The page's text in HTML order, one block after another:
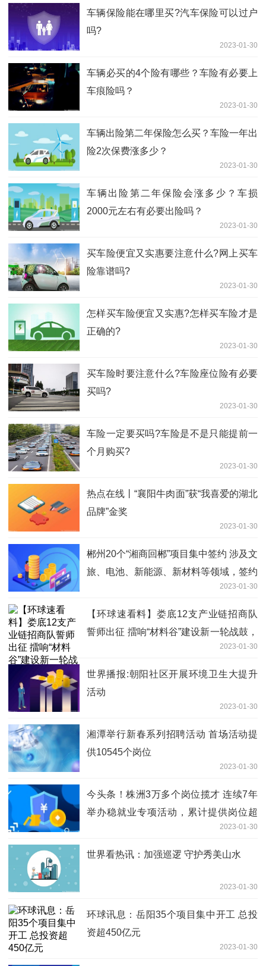
车辆保险能在哪里买?汽车保险可以过户
吗?
2023-01-30
车辆必买的4个险有哪些？车险有必要上
车痕险吗？
2023-01-30
车辆出险第二年保险怎么买？车险一年出
险2次保费涨多少？
2023-01-30
车辆出险第二年保险会涨多少？车损
2000元左右有必要出险吗？
2023-01-30
买车险便宜又实惠要注意什么?网上买车
险靠谱吗?
2023-01-30
怎样买车险便宜又实惠?怎样买车险才是
正确的?
2023-01-30
买车险时要注意什么?车险座位险有必要
买吗?
2023-01-30
车险一定要买吗?车险是不是只能提前一
个月购买?
2023-01-30
热点在线丨“襄阳牛肉面”获“我喜爱的湖北
品牌”金奖
2023-01-30
郴州20个“湘商回郴”项目集中签约 涉及文
旅、电池、新能源、新材料等领域，签约
2023-01-30
【环球速看料】娄底12支产业链招商队
誓师出征 擂响“材料谷”建设新一轮战鼓，
2023-01-30
世界播报:朝阳社区开展环境卫生大提升
活动
2023-01-30
湘潭举行新春系列招聘活动 首场活动提
供10545个岗位
2023-01-30
今头条！株洲3万多个岗位揽才 连续7年
举办稳就业专项活动，累计提供岗位超
2023-01-30
世界看热讯：加强巡逻 守护秀美山水
2023-01-30
环球讯息：岳阳35个项目集中开工 总投
资超450亿元
2023-01-30